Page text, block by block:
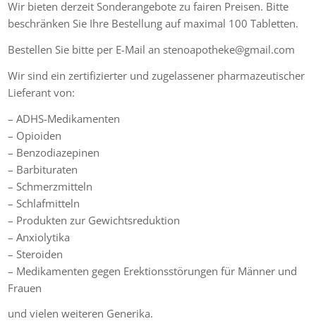
Wir bieten derzeit Sonderangebote zu fairen Preisen. Bitte
beschränken Sie Ihre Bestellung auf maximal 100 Tabletten.
Bestellen Sie bitte per E-Mail an stenoapotheke@gmail.com
Wir sind ein zertifizierter und zugelassener pharmazeutischer
Lieferant von:
– ADHS-Medikamenten
– Opioiden
– Benzodiazepinen
– Barbituraten
– Schmerzmitteln
– Schlafmitteln
– Produkten zur Gewichtsreduktion
– Anxiolytika
– Steroiden
– Medikamenten gegen Erektionsstörungen für Männer und
Frauen
und vielen weiteren Generika.